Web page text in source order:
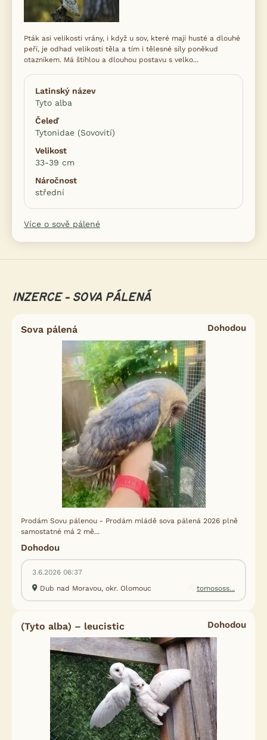
Pták asi velikosti vrány, i když u sov, které mají husté a dlouhé
peří, je odhad velikosti těla a tím i tělesné síly poněkud
otazníkem. Má štíhlou a dlouhou postavu s velko...
Latinský název
Tyto alba
Čeleď
Tytonidae (Sovovití)
Velikost
33-39 cm
Náročnost
střední
Více o sově pálené
INZERCE - SOVA PÁLENÁ
Sova pálená Dohodou
Prodám Sovu pálenou - Prodám mládě sova pálená 2026 plně
samostatné má 2 mě...
Dohodou
3.6.2026 06:37
Dub nad Moravou, okr. Olomouc
tomososs...
(Tyto alba) – leucistic Dohodou